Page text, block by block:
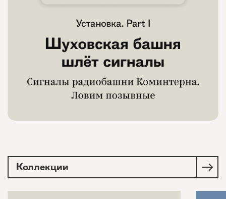
Коллекции